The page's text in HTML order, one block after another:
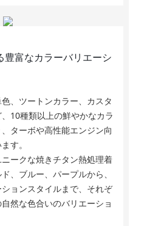
豊富なカラーバリエーシ
色、ツートンカラー、カスタ
10種類以上の鮮やかなカラ
ターボや高性能エンジン向
す。
ークな焼きチタン熱処理着
、ブルー、パープルから、
ョンスタイルまで、それぞ
然な色合いのバリエーショ